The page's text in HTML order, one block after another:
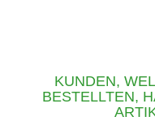
KUNDEN,
BESTELLTEN,